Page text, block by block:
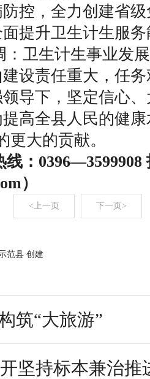
控，全力创建省
提升卫生计生服
：卫生计生事业发
设责任重大，任
导下，坚定信心
高全县人民的健
更大的贡献。
线：0396—3599908
）
<上一页 下一页>
范县 创建
筑“大旅游”
坚持标本兼治推